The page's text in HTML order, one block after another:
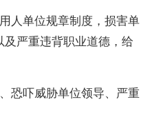
人单位规章制度，损害单
严重违背职业道德，给
恐吓威胁单位领导、严重